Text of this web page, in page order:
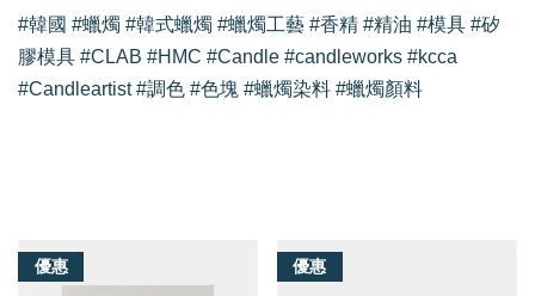
#韓國 #蠟燭 #韓式蠟燭 #蠟燭工藝 #香精 #精油 #模具 #矽
膠模具 #CLAB #HMC #Candle #candleworks #kcca
#Candleartist #調色 #色塊 #蠟燭染料 #蠟燭顏料
優惠 優惠